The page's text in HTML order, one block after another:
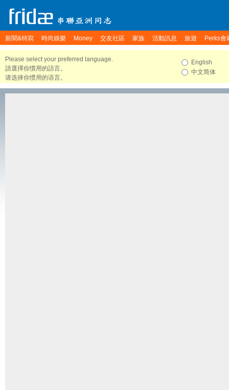
新聞&特寫 時尚娛樂 Money 交友社區 家族 活動訊息 旅遊 Perks會
Please select your preferred language.
請選擇你慣用的語言。
请选择你惯用的语言。
English
中文简体